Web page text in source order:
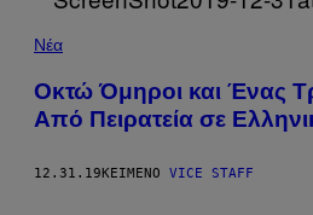
Νέα
Οκτώ Όμηροι και Ένας
Από Πειρατεία σε
12.31.19ΚΕΊΜΕΝΟ VICE STAFF